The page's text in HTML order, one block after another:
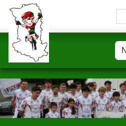
Panneau de gestion des cookies